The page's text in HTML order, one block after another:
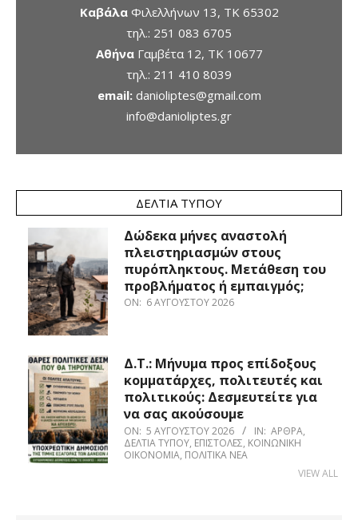
ΚαβάλαΦιλελλήνων 13, ΤΚ 65302
τηλ.: 251 083 6705
ΑθήναΓαμβέτα 12, ΤΚ 10677
τηλ.: 211 410 8039
email: danioliptes@gmail.com
info@danioliptes.gr
ΔΕΛΤΊΑ ΤΎΠΟΥ
Δώδεκα μήνες αναστολή
πλειστηριασμών στους
πυρόπληκτους. Μετάθεση του
προβλήματος ή εμπαιγμός;
ON: 6 ΑΥΓΟΎΣΤΟΥ 2026
Δ.Τ.: Μήνυμα προς επίδοξους
κομματάρχες, πολιτευτές και
πολιτικούς: Δεσμευτείτε για
να σας ακούσουμε
ON: 5 ΑΥΓΟΎΣΤΟΥ 2026 IN: ΆΡΘΡΑ,
ΔΕΛΤΊΑ ΤΎΠΟΥ, ΕΠΙΣΤΟΛΈΣ, ΚΟΙΝΩΝΙΚΉ
ΟΙΚΟΝΟΜΊΑ, ΠΟΛΙΤΙΚΆ ΝΈΑ
VIEW ALL